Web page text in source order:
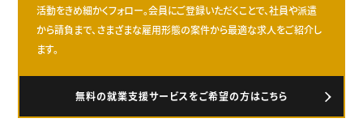
活動をきめ細かくフォロー。会員にご登録いただくことで、社員や派遣
から請負まで、さまざまな雇用形態の案件から最適な求人をご紹介し
ます。
無料の就業支援サービスをご希望の方はこちら